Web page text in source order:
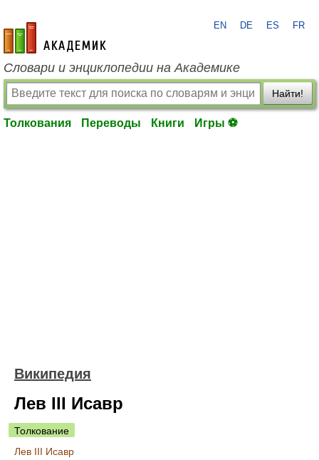
academic.ru
EN DE ES FR
Словари и энциклопедии на Академике
Найти!
Толкования Переводы Книги Игры ⚽
Википедия
Лев III Исавр
Толкование
Лев III Исавр